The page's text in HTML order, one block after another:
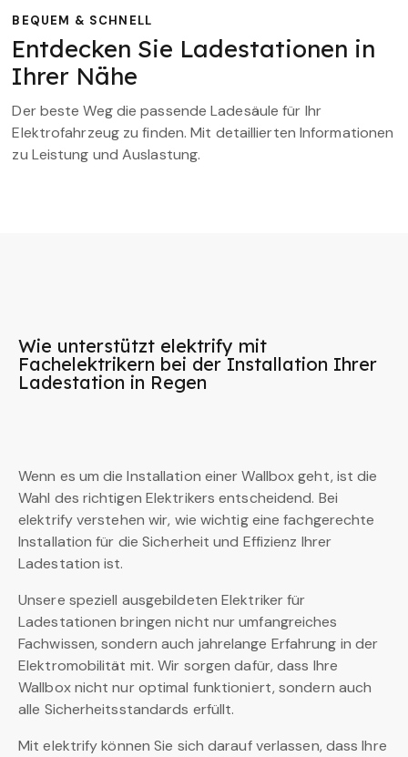
BEQUEM & SCHNELL
Entdecken Sie Ladestationen in
Ihrer Nähe
Der beste Weg die passende Ladesäule für Ihr
Elektrofahrzeug zu finden. Mit detaillierten Informationen
zu Leistung und Auslastung.
Wie unterstützt elektrify mit
Fachelektrikern bei der Installation Ihrer
Ladestation in Regen
Wenn es um die Installation einer Wallbox geht, ist die
Wahl des richtigen Elektrikers entscheidend. Bei
elektrify verstehen wir, wie wichtig eine fachgerechte
Installation für die Sicherheit und Effizienz Ihrer
Ladestation ist.
Unsere speziell ausgebildeten Elektriker für
Ladestationen bringen nicht nur umfangreiches
Fachwissen, sondern auch jahrelange Erfahrung in der
Elektromobilität mit. Wir sorgen dafür, dass Ihre
Wallbox nicht nur optimal funktioniert, sondern auch
alle Sicherheitsstandards erfüllt.
Mit elektrify können Sie sich darauf verlassen, dass Ihre